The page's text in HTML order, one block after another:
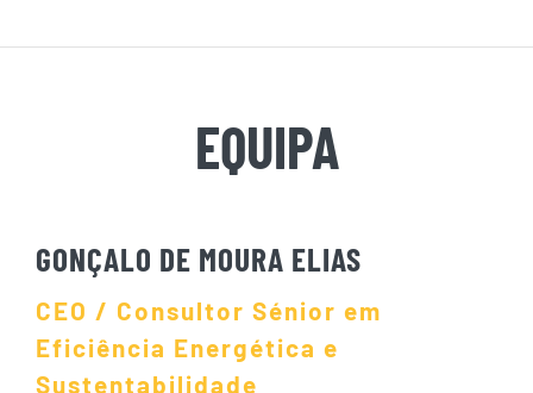
EQUIPA
GONÇALO DE MOURA ELIAS
CEO / Consultor Sénior em
Eficiência Energética e
Sustentabilidade